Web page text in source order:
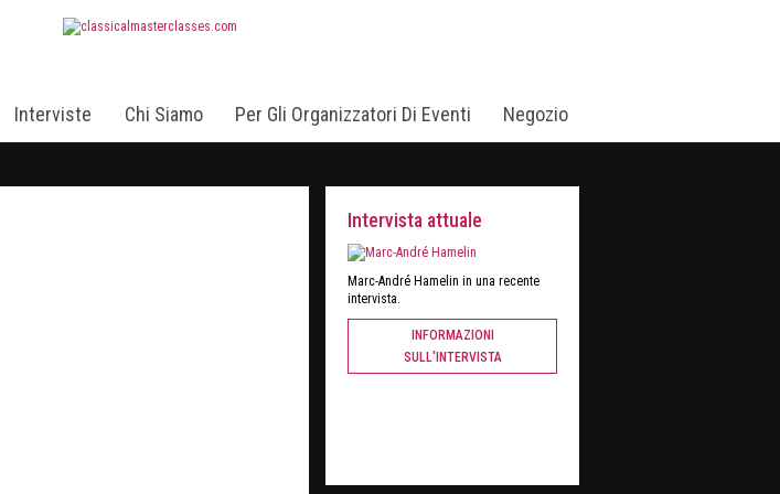
Interviste Chi Siamo Per Gli Organizzatori Di Eventi Negozio
Intervista attuale
Marc-André Hamelin in una recente
intervista.
INFORMAZIONI
SULL'INTERVISTA